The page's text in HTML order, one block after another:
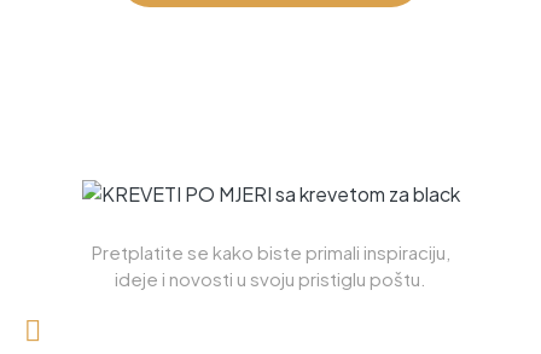
Pretplatite se kako biste primali inspiraciju,
ideje i novosti u svoju pristiglu poštu.